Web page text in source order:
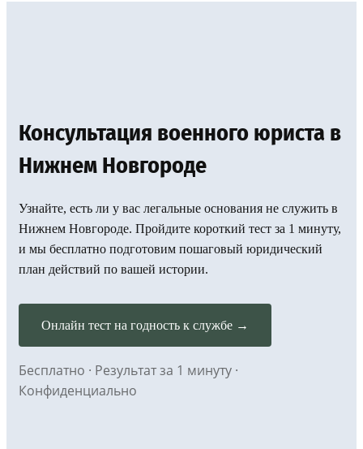
Консультация военного юриста в
Нижнем Новгороде
Узнайте, есть ли у вас легальные основания не служить в
Нижнем Новгороде. Пройдите короткий тест за 1 минуту,
и мы бесплатно подготовим пошаговый юридический
план действий по вашей истории.
Онлайн тест на годность к службе →
Бесплатно · Результат за 1 минуту ·
Конфиденциально